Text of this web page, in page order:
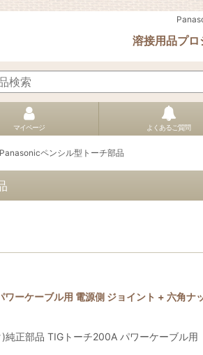
溶接用品プロ
マイページ よくあるご質問
Panasonicペンシル型トーチ部品
ーケーブル用 電源側 ジョイント + 六角ナ
純正部品 TIGトーチ200A パワーケーブル